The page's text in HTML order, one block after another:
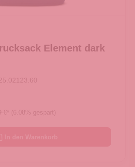
Element dark
25.02123.60
€* (6.08% gespart)